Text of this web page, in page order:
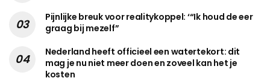
Pijnlijke breuk voor realitykoppel: ‘“Ik houd de eer
graag bij mezelf”
Nederland heeft officieel een watertekort: dit
mag je nu niet meer doen en zoveel kan het je
kosten